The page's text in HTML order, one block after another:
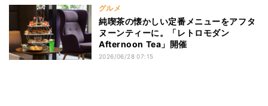
グルメ
純喫茶の懐かしい定番メニューをアフタ
ヌーンティーに。「レトロモダン
Afternoon Tea」開催
2026/06/28 07:15